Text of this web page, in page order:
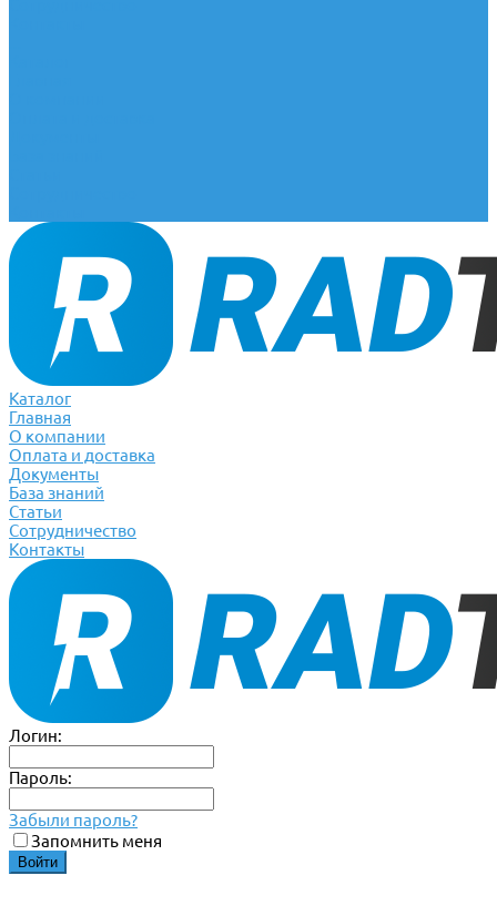
Каталог
Главная
О компании
Оплата и доставка
Документы
База знаний
Статьи
Сотрудничество
Контакты
Логин:
Пароль:
Забыли пароль?
Запомнить меня